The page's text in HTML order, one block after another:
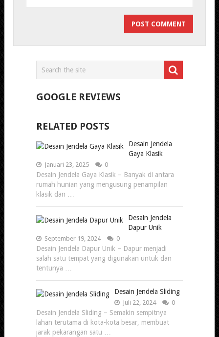
GOOGLE REVIEWS
RELATED POSTS
Desain Jendela
Gaya Klasik
Januari 23, 2025 0
Desain Jendela Gaya Klasik – Banyak di antara
rumah hunian yang mengusung penampilan
klasik dan …
Desain Jendela
Dapur Unik
September 19, 2024 0
Desain Jendela Dapur Unik – Dapur menjadi
salah satu tempat yang digunakan untuk dan
tentunya …
Desain Jendela Sliding
Juli 22, 2024 0
Desain Jendela Sliding – Semakin sempitnya
lahan terutama di kota-kota besar, membuat
jarak pekarangan satu …